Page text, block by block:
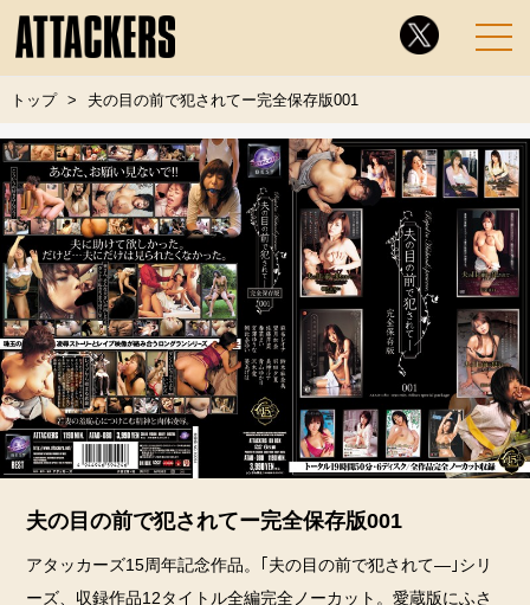
トップ 夫の目の前で犯されてー完全保存版001
夫の目の前で犯されてー完全保存版001
アタッカーズ15周年記念作品。｢夫の目の前で犯されて―｣シリ
ーズ、収録作品12タイトル全編完全ノーカット。愛蔵版にふさ